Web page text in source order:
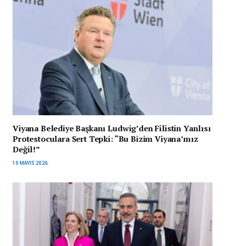
Viyana Belediye Başkanı Ludwig’den Filistin Yanlısı
Protestoculara Sert Tepki: “Bu Bizim Viyana’mız
Değil!”
10 MAYIS 2026